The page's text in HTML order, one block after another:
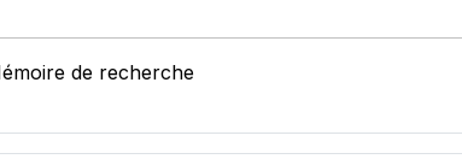
de recherche